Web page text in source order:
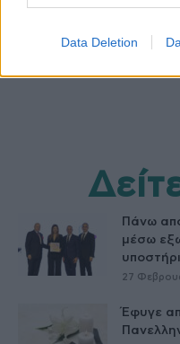
Data Deletion
Πάνω
μέσω
27
Έφυγε